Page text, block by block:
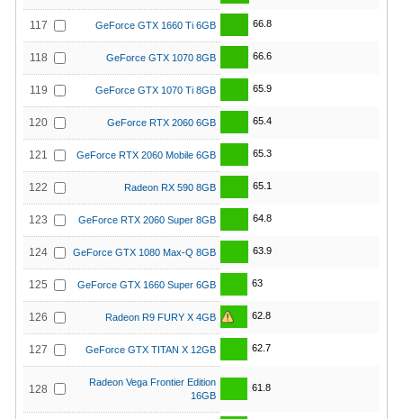
117 GeForce GTX 1660 Ti 6GB 66.8
118 GeForce GTX 1070 8GB 66.6
119 GeForce GTX 1070 Ti 8GB 65.9
120 GeForce RTX 2060 6GB 65.4
121 GeForce RTX 2060 Mobile 6GB 65.3
122 Radeon RX 590 8GB 65.1
123 GeForce RTX 2060 Super 8GB 64.8
124 GeForce GTX 1080 Max-Q 8GB 63.9
125 GeForce GTX 1660 Super 6GB 63
126 Radeon R9 FURY X 4GB 62.8
127 GeForce GTX TITAN X 12GB 62.7
128
Radeon Vega Frontier Edition
16GB
61.8